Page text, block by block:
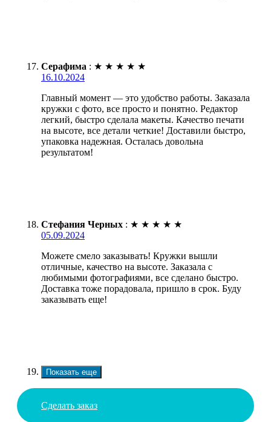
Серафима : ★ ★ ★ ★ ★
16.10.2024
Главный момент — это удобство работы. Заказала
кружки с фото, все просто и понятно. Редактор
легкий, быстро сделала макеты. Качество печати
на высоте, все детали четкие! Доставили быстро,
упаковка надежная. Осталась довольна
результатом!
Стефания Черных : ★ ★ ★ ★ ★
05.09.2024
Можете смело заказывать! Кружки вышли
отличные, качество на высоте. Заказала с
любимыми фотографиями, все сделано быстро.
Доставка тоже порадовала, пришло в срок. Буду
заказывать еще!
Показать еще
Сделать заказ